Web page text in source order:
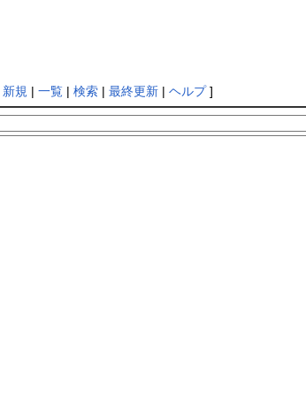
新規 | 一覧| 検索| 最終更新| ヘルプ]